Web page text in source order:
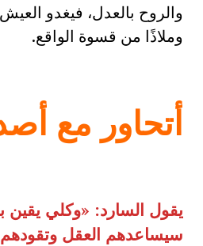
والروح بالعدل، فيغدو العيش
وملاذًا من قسوة الواقع.
أتحاور مع
يقول السارد: «وكلي يقين
سيساعدهم العقل وتقودهم